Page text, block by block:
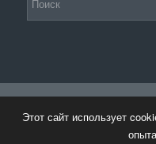
Theme by Kriesi
Этот сайт использует